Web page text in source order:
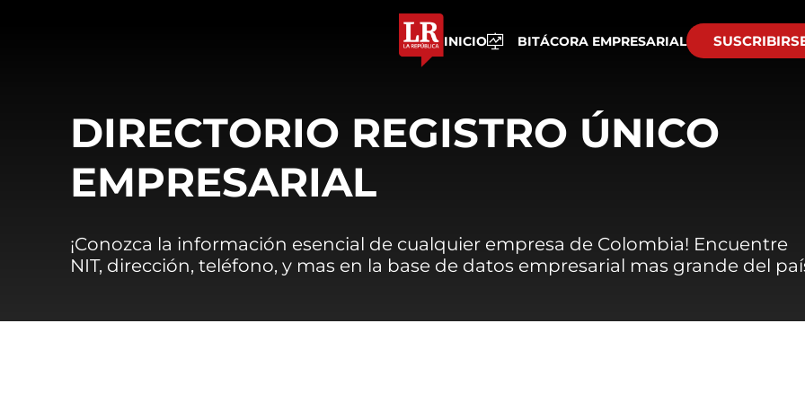
INICIO BITÁCORA EMPRESARIAL
DIRECTORIO REGISTRO ÚNICO
EMPRESARIAL
¡Conozca la información esencial de cualquier empresa de Colombia! Encuentre
NIT, dirección, teléfono, y mas en la base de datos empresarial mas grande del